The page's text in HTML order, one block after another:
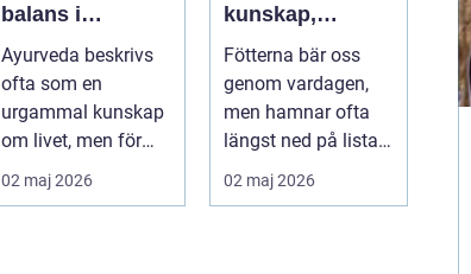
balans i
vardagen
Ayurveda beskrivs
ofta som en
urgammal kunskap
om livet, men för
många handlar
frågan om något
02 maj 2026
kunskap,
omtanke och
friska fötter året
runt
Fötterna bär oss
genom vardagen,
men hamnar ofta
längst ned på listan
över egenvård.
Många vänjer si...
02 maj 2026